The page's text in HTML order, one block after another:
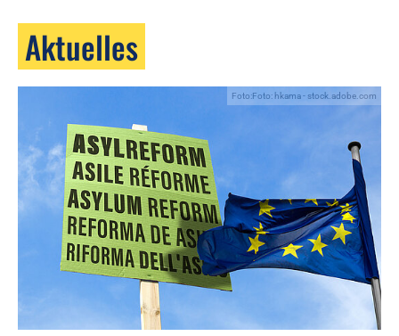
Aktuelles
Foto:Foto: hkama - stock.adobe.com